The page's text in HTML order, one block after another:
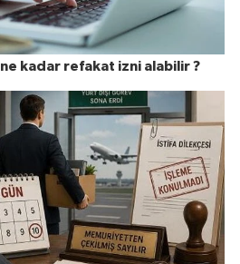
ne kadar refakat izni alabilir ?